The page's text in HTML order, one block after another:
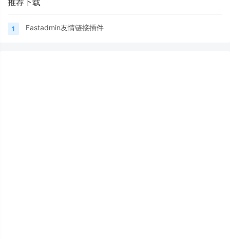
推荐下载
1 Fastadmin友情链接插件